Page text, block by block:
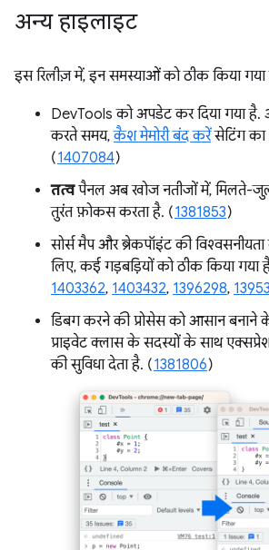
अन्य हाइलाइट
इस रिलीज़ में, इन समस्याओं को ठीक किया गया
DevTools को अपडेट कर दिया गया है.
करते समय,कैश मेमोरी बंद करेंसेटिंग का
(1407084)
तत्वपैनल अब खोज नतीजों में, मिलते-
तुरंत फ़ोकस करता है. (1381853)
सोर्स मैप और ब्रेकपॉइंट की
लिए, कई गड़बड़ियों को ठीक किया गया
1403362, 1403432, 1396298,
डिबग करने की प्रोसेस को आसान
प्राइवेट क्लास के सदस्यों के साथ
की सुविधा देता है. (1381806)